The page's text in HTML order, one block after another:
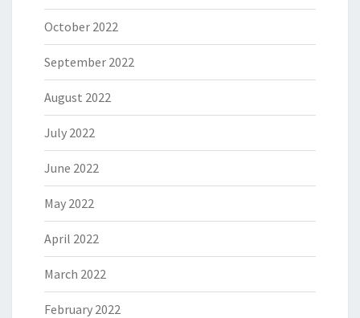
October 2022
September 2022
August 2022
July 2022
June 2022
May 2022
April 2022
March 2022
February 2022